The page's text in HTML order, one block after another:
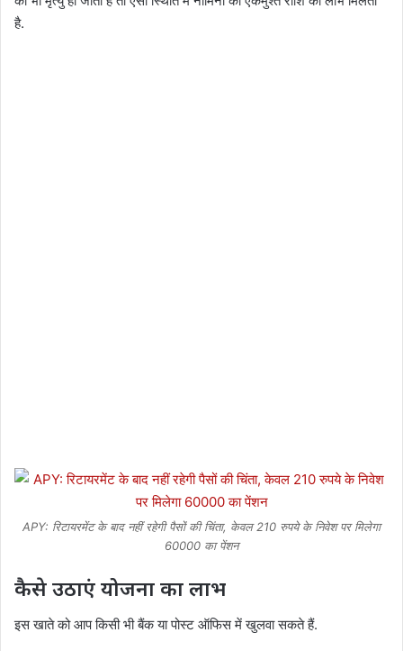
है.
APY: रिटायरमेंट के बाद नहीं रहेगी पैसों की चिंता, केवल 210 रुपये के निवेश पर मिलेगा
60000 का पेंशन
कैसे उठाएं योजना का लाभ
इस खाते को आप किसी भी बैंक या पोस्ट ऑफिस में खुलवा सकते हैं.